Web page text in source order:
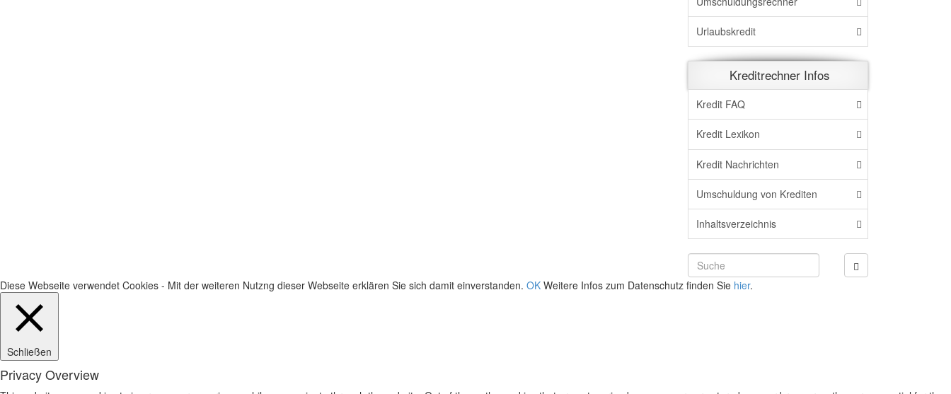
Urlaubskredit
Kreditrechner Infos
Kredit FAQ
Kredit Lexikon
Kredit Nachrichten
Umschuldung von Krediten
Inhaltsverzeichnis
Diese Webseite verwendet Cookies - Mit der weiteren Nutzng dieser Webseite erklären Sie sich damit einverstanden. OK Weitere Infos zum Datenschutz finden Sie hier.
Schließen
Privacy Overview